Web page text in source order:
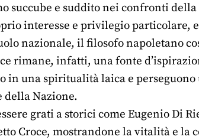
succube e suddito nei confronti
interesse e privilegio particolare,
nazionale, il filosofo napoletano
rimane, infatti, una fonte
in una spiritualità laica e
della Nazione.
grati a storici come Eugenio Di
Croce, mostrandone la vitalità e